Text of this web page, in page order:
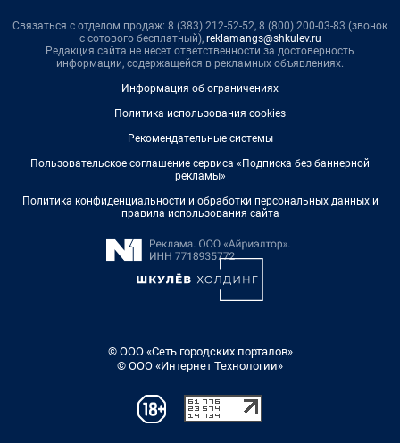
Связаться с отделом продаж: 8 (383) 212-52-52, 8 (800) 200-03-83 (звонок
с сотового бесплатный), reklamangs@shkulev.ru
Редакция сайта не несет ответственности за достоверность
информации, содержащейся в рекламных объявлениях.
Информация об ограничениях
Политика использования cookies
Рекомендательные системы
Пользовательское соглашение сервиса «Подписка без баннерной
рекламы»
Политика конфиденциальности и обработки персональных данных и
правила использования сайта
© ООО «Сеть городских порталов»
© ООО «Интернет Технологии»